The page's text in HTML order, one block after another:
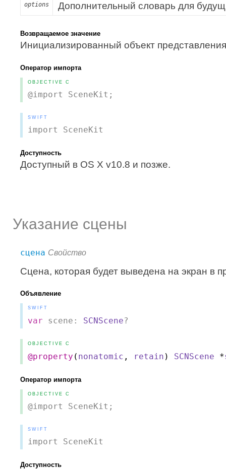
options Дополнительный словарь для
Возвращаемое значение
Инициализированный объект
Оператор импорта
OBJECTIVE C
@import SceneKit;
SWIFT
import SceneKit
Доступность
Доступный в OS X v10.8 и позже.
Указание сцены
сцена Свойство
Сцена, которая будет выведена на экран в
Объявление
SWIFT
var scene: SCNScene?
OBJECTIVE C
@property ( nonatomic , retain ) SCNScene *
Оператор импорта
OBJECTIVE C
@import SceneKit;
SWIFT
import SceneKit
Доступность